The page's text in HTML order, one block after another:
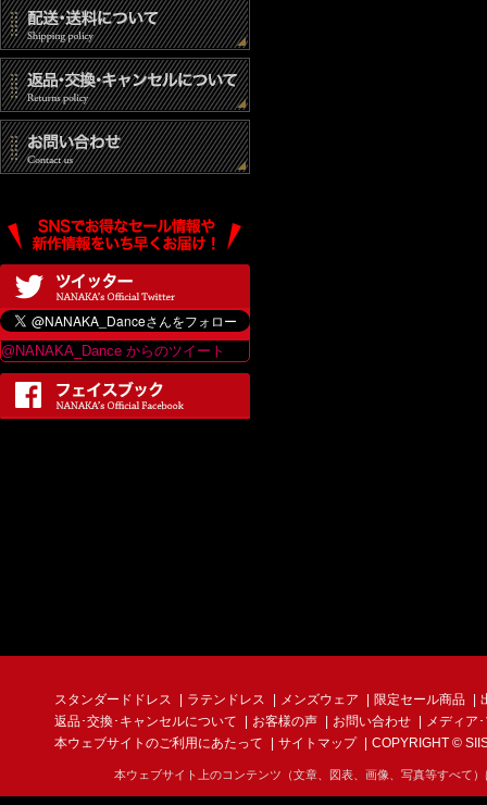
@NANAKA_Dance からのツイート
スタンダードドレス ラテンドレス メンズウェア 限定セール商品
返品･交換･キャンセルについて
お客様の声 お問い合わせ
メディア
本ウェブサイトのご利用にあたって
サイトマップ COPYRIGHT ©
本ウェブサイト上のコンテンツ（文章、図表、画像、写真等すべて